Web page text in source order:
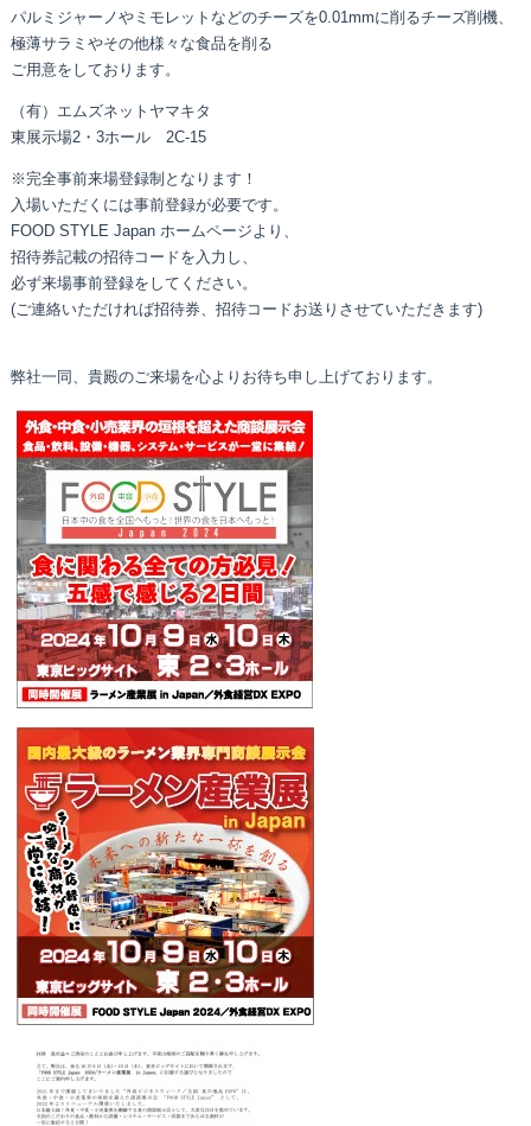
パルミジャーノやミモレットなどのチーズを0.01mmに削るチーズ削機、
極薄サラミやその他様々な食品を削る
ご用意をしております。
（有）エムズネットヤマキタ
東展示場2・3ホール 2C-15
※完全事前来場登録制となります！
入場いただくには事前登録が必要です。
FOOD STYLE Japan ホームページより、
招待券記載の招待コードを入力し、
必ず来場事前登録をしてください。
(ご連絡いただければ招待券、招待コードお送りさせていただきます)
弊社一同、貴殿のご来場を心よりお待ち申し上げております。